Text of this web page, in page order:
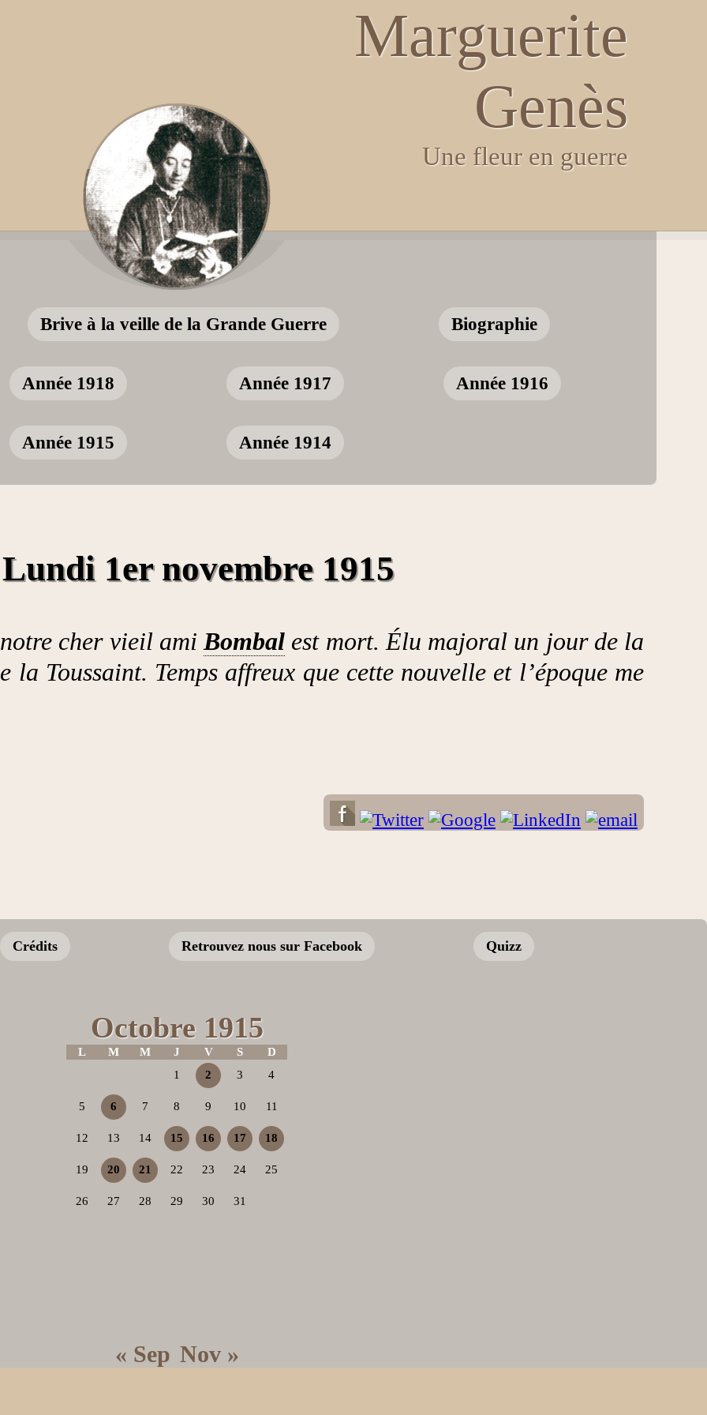
Marguerite
Genès
Une fleur en guerre
Brive à la veille de la Grande Guerre Biographie
Année 1918 Année 1917 Année 1916
Année 1915 Année 1914
Lundi 1er novembre 1915
cher vieil amiBombal est mort. Élu majoral un jour de la
Toussaint. Temps affreux que cette nouvelle et l’époque me
Crédits Retrouvez nous sur Facebook Quizz
Octobre 1915
L M M J V S
D
1
2 3 4
5 6 7 8 9 10 11
12 13 14 15 16 17 18
19 20 21 22 23 24 25
26 27 28 29 30 31
« Sep Nov »